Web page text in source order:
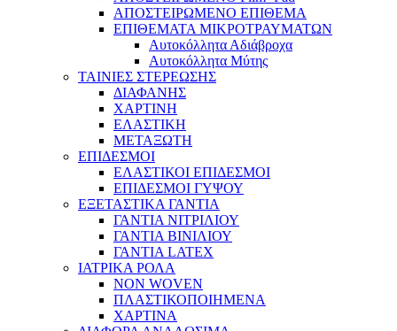
ΑΠΟΣΤΕΙΡΩΜΕΝΟ ΕΠΙΘΕΜΑ
ΕΠΙΘΕΜΑΤΑ ΜΙΚΡΟΤΡΑΥΜΑΤΩΝ
Αυτοκόλλητα Αδιάβροχα
Αυτοκόλλητα Μύτης
ΤΑΙΝΙΕΣ ΣΤΕΡΕΩΣΗΣ
ΔΙΑΦΑΝΗΣ
ΧΑΡΤΙΝΗ
ΕΛΑΣΤΙΚΗ
ΜΕΤΑΞΩΤΗ
ΕΠΙΔΕΣΜΟΙ
ΕΛΑΣΤΙΚΟΙ ΕΠΙΔΕΣΜΟΙ
ΕΠΙΔΕΣΜΟΙ ΓΥΨΟΥ
ΕΞΕΤΑΣΤΙΚΑ ΓΑΝΤΙΑ
ΓΑΝΤΙΑ ΝΙΤΡΙΛΙΟΥ
ΓΑΝΤΙΑ ΒΙΝΙΛΙΟΥ
ΓΑΝΤΙΑ LATEX
ΙΑΤΡΙΚΑ ΡΟΛΑ
NON WOVEN
ΠΛΑΣΤΙΚΟΠΟΙΗΜΕΝΑ
ΧΑΡΤΙΝΑ